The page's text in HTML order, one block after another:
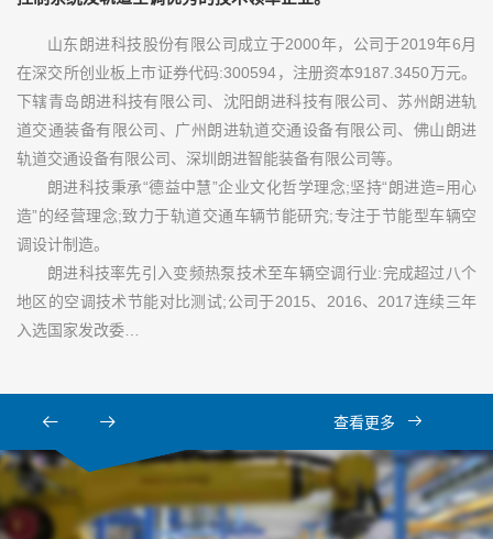
山东朗进科技股份有限公司成立于2000年，公司于2019年6月
在深交所创业板上市证券代码:300594，注册资本9187.3450万元。
下辖青岛朗进科技有限公司、沈阳朗进科技有限公司、苏州朗进轨
道交通装备有限公司、广州朗进轨道交通设备有限公司、佛山朗进
轨道交通设备有限公司、深圳朗进智能装备有限公司等。
朗进科技秉承“德益中慧”企业文化哲学理念;坚持“朗进造=用心
造”的经营理念;致力于轨道交通车辆节能研究;专注于节能型车辆空
调设计制造。
朗进科技率先引入变频热泵技术至车辆空调行业:完成超过八个
地区的空调技术节能对比测试;公司于2015、2016、2017连续三年
入选国家发改委…
查看更多